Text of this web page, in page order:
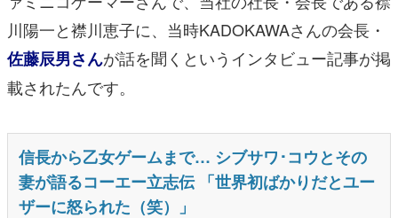
川陽一と襟川恵子に、当時KADOKAWAさんの会長・
佐藤辰男さんが話を聞くというインタビュー記事が掲
載されたんです。